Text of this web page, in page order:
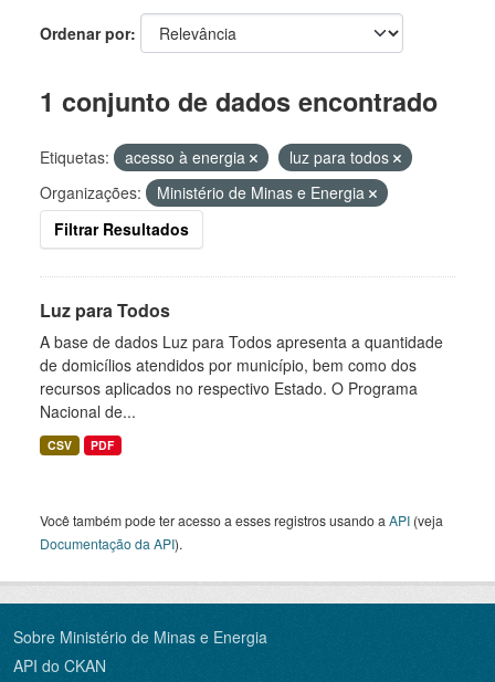
Ordenar por
1 conjunto de dados encontrado
Etiquetas: acesso à energia
luz para todos
Organizações:
Ministério de Minas e Energia
Filtrar Resultados
Luz para Todos
A base de dados Luz para Todos apresenta a quantidade
de domicílios atendidos por município, bem como dos
recursos aplicados no respectivo Estado. O Programa
Nacional de...
CSV PDF
Você também pode ter acesso a esses registros usando a API (veja
Documentação da API).
Sobre Ministério de Minas e Energia
API do CKAN